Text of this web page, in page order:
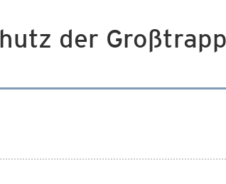
der